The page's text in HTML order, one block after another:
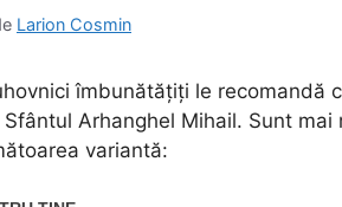
Larion Cosmin
îmbunătăţiţi le recomandă
Arhanghel Mihail. Sunt
variantă: